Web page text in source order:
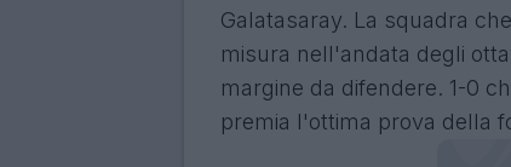
Galatasaray. La squadra
misura nell'andata degli
margine da difendere. 1-0
premia l'ottima prova della